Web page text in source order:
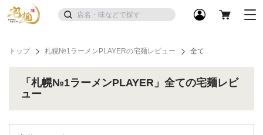
トップ 札幌№1ラーメンPLAYERの宅麺レビュー 全て
「札幌№1ラーメンPLAYER」全ての宅麺レビ
ュー